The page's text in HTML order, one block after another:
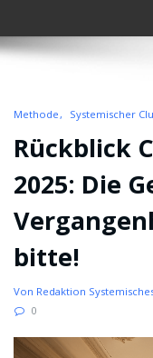
Methode Systemischer
Rückblick
2025: Die
bitte!
Von Redaktion
0